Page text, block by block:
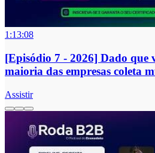
1:13:08
[Episódio 7 - 2026] Dado que
maioria das empresas coleta
Assistir